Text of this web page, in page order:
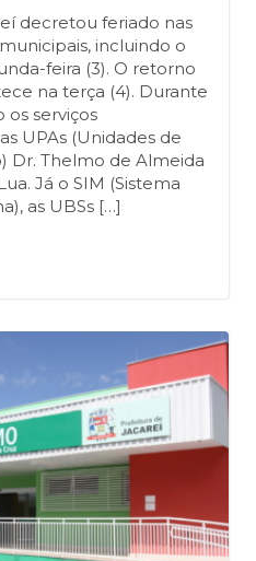
decretou feriado nas
incluindo o
feira (3). O retorno
na terça (4). Durante
os serviços
UPAs (Unidades de
Dr. Thelmo de Almeida
Já o SIM (Sistema
as UBSs […]